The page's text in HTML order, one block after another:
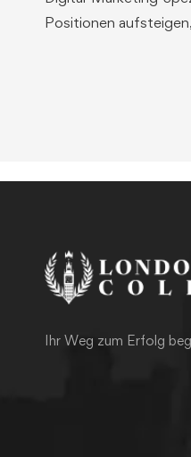
Positionen
Ihr Weg zum Erfolg